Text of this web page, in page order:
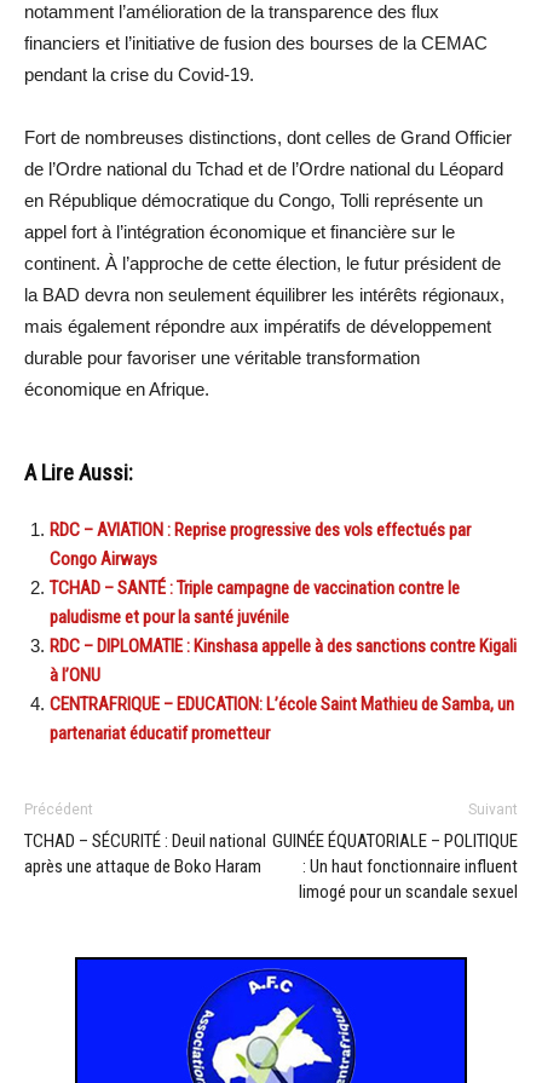
notamment l’amélioration de la transparence des flux
financiers et l’initiative de fusion des bourses de la CEMAC
pendant la crise du Covid-19.
Fort de nombreuses distinctions, dont celles de Grand Officier
de l’Ordre national du Tchad et de l’Ordre national du Léopard
en République démocratique du Congo, Tolli représente un
appel fort à l’intégration économique et financière sur le
continent. À l’approche de cette élection, le futur président de
la BAD devra non seulement équilibrer les intérêts régionaux,
mais également répondre aux impératifs de développement
durable pour favoriser une véritable transformation
économique en Afrique.
A Lire Aussi:
RDC – AVIATION : Reprise progressive des vols effectués par
Congo Airways
TCHAD – SANTÉ : Triple campagne de vaccination contre le
paludisme et pour la santé juvénile
RDC – DIPLOMATIE : Kinshasa appelle à des sanctions contre Kigali
à l’ONU
CENTRAFRIQUE – EDUCATION: L’école Saint Mathieu de Samba, un
partenariat éducatif prometteur
Précédent
TCHAD – SÉCURITÉ : Deuil national
après une attaque de Boko Haram
Suivant
GUINÉE ÉQUATORIALE – POLITIQUE
: Un haut fonctionnaire influent
limogé pour un scandale sexuel